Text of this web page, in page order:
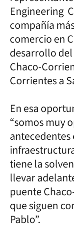
Engineering
compañía
comercio en
desarrollo
Chaco-
Corrientes a
En esa
“somos muy
antecedentes
tiene la
llevar
puente
que siguen
Pablo”.